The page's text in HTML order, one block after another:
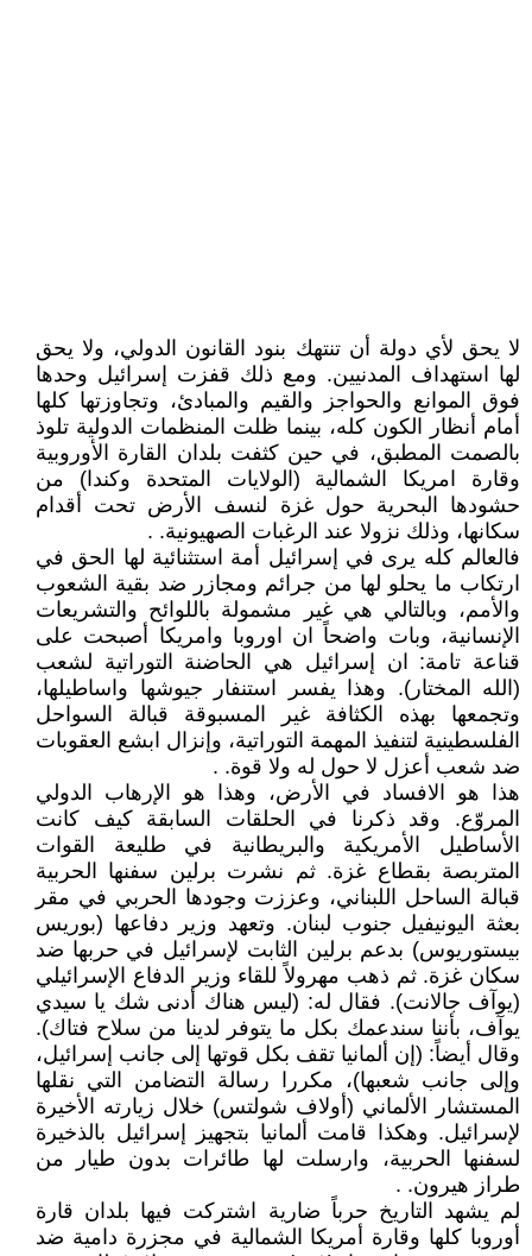
لا يحق لأي دولة أن تنتهك بنود القانون الدولي، ولا يحق
لها استهداف المدنيين. ومع ذلك قفزت إسرائيل وحدها
فوق الموانع والحواجز والقيم والمبادئ، وتجاوزتها كلها
أمام أنظار الكون كله، بينما ظلت المنظمات الدولية تلوذ
بالصمت المطبق، في حين كثفت بلدان القارة الأوروبية
وقارة امريكا الشمالية (الولايات المتحدة وكندا) من
حشودها البحرية حول غزة لنسف الأرض تحت أقدام
سكانها، وذلك نزولا عند الرغبات الصهيونية. .
فالعالم كله يرى في إسرائيل أمة استثنائية لها الحق في
ارتكاب ما يحلو لها من جرائم ومجازر ضد بقية الشعوب
والأمم، وبالتالي هي غير مشمولة باللوائح والتشريعات
الإنسانية، وبات واضحاً ان اوروبا وامريكا أصبحت على
قناعة تامة: ان إسرائيل هي الحاضنة التوراتية لشعب
(الله المختار). وهذا يفسر استنفار جيوشها واساطيلها،
وتجمعها بهذه الكثافة غير المسبوقة قبالة السواحل
الفلسطينية لتنفيذ المهمة التوراتية، وإنزال ابشع العقوبات
ضد شعب أعزل لا حول له ولا قوة. .
هذا هو الافساد في الأرض، وهذا هو الإرهاب الدولي
المروّع. وقد ذكرنا في الحلقات السابقة كيف كانت
الأساطيل الأمريكية والبريطانية في طليعة القوات
المتربصة بقطاع غزة. ثم نشرت برلين سفنها الحربية
قبالة الساحل اللبناني، وعززت وجودها الحربي في مقر
بعثة اليونيفيل جنوب لبنان. وتعهد وزير دفاعها (بوريس
بيستوريوس) بدعم برلين الثابت لإسرائيل في حربها ضد
سكان غزة. ثم ذهب مهرولاً للقاء وزير الدفاع الإسرائيلي
(يوآف جالانت). فقال له: (ليس هناك أدنى شك يا سيدي
يوآف، بأننا سندعمك بكل ما يتوفر لدينا من سلاح فتاك).
وقال أيضاً: (إن ألمانيا تقف بكل قوتها إلى جانب إسرائيل،
وإلى جانب شعبها)، مكررا رسالة التضامن التي نقلها
المستشار الألماني (أولاف شولتس) خلال زيارته الأخيرة
لإسرائيل. وهكذا قامت ألمانيا بتجهيز إسرائيل بالذخيرة
لسفنها الحربية، وارسلت لها طائرات بدون طيار من
طراز هيرون. .
لم يشهد التاريخ حرباً ضارية اشتركت فيها بلدان قارة
أوروبا كلها وقارة أمريكا الشمالية في مجزرة دامية ضد